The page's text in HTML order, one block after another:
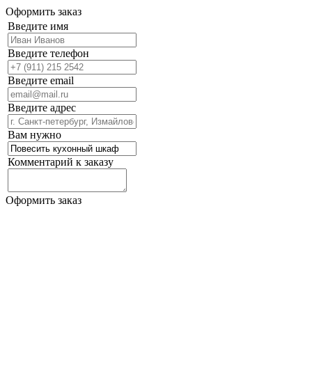
Оформить заказ
Введите имя
Введите телефон
Введите email
Введите адрес
Вам нужно
Комментарий к заказу
Оформить заказ